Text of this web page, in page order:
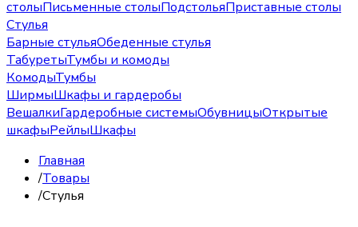
столыПисьменные столыПодстольяПриставные столы
Стулья
Барные стульяОбеденные стулья
ТабуретыТумбы и комоды
КомодыТумбы
ШирмыШкафы и гардеробы
ВешалкиГардеробные системыОбувницыОткрытые
шкафыРейлыШкафы
Главная
/Товары
/Стулья